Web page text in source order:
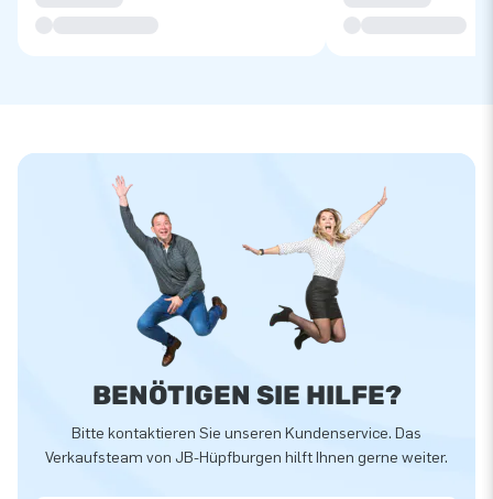
BENÖTIGEN SIE HILFE?
Bitte kontaktieren Sie unseren Kundenservice. Das
Verkaufsteam von JB-Hüpfburgen hilft Ihnen gerne weiter.